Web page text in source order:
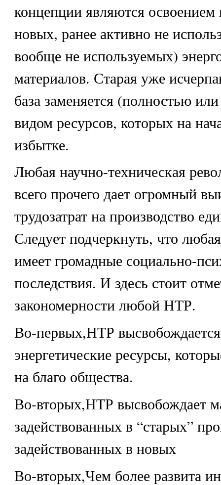
концепции являются
новых, ранее активно не
вообще не используемых)
материалов. Старая уже
база заменяется (полностью
видом ресурсов, которых на
избытке.
Любая научно-техническая
всего прочего дает огромный
трудозатрат на производство
Следует подчеркнуть, что
имеет громадные социально-
последствия. И здесь стоит
закономерности любой НТР.
Во-первых,НТР
энергетические ресурсы,
на благо общества.
Во-вторых,НТР высвобождает
задействованных в “старых”
задействованных в новых
Во-вторых,Чем более развита